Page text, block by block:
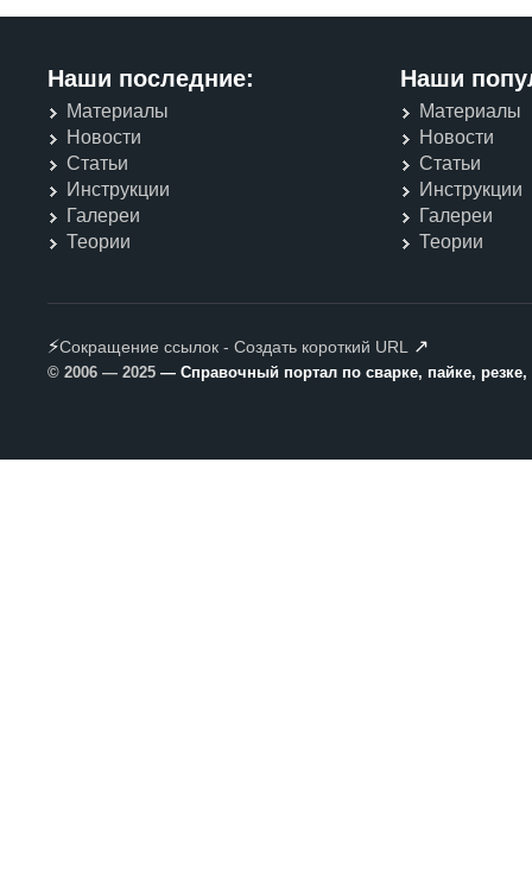
Наши последние:
Материалы
Новости
Статьи
Инструкции
Галереи
Теории
Наши
Материалы
Новости
Статьи
Инструкции
Галереи
Теории
⚡Сокращение ссылок - Создать короткий URL ↗
© 2006 — 2025 — Справочный портал по сварке, пайке,